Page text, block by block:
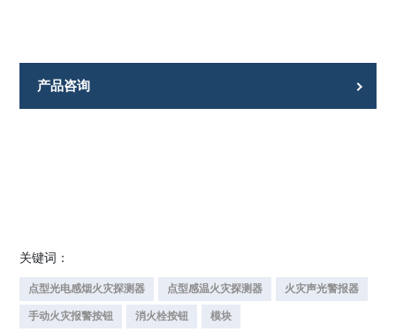
产品咨询
关键词：
点型光电感烟火灾探测器 点型感温火灾探测器 火灾声光警报器
手动火灾报警按钮 消火栓按钮 模块